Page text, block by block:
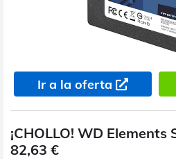
Ir a la oferta
¡CHOLLO! WD Elements
82,63 €